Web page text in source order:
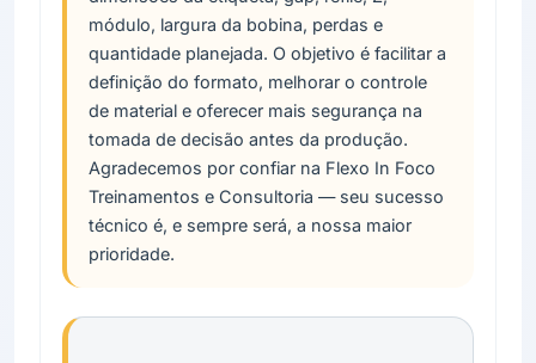
módulo, largura da bobina, perdas e
quantidade planejada. O objetivo é facilitar a
definição do formato, melhorar o controle
de material e oferecer mais segurança na
tomada de decisão antes da produção.
Agradecemos por confiar na Flexo In Foco
Treinamentos e Consultoria — seu sucesso
técnico é, e sempre será, a nossa maior
prioridade.